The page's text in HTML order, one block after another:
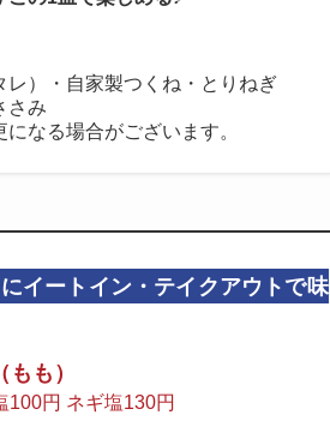
レ）・自家製つくね・とりねぎ
さみ
なる場合がございます。
イートイン・テイクアウトで味
も）
100円 ネギ塩130円